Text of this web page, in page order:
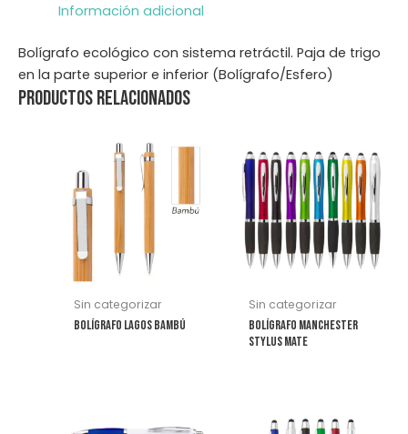
Información adicional
Bolígrafo ecológico con sistema retráctil. Paja de trigo
en la parte superior e inferior (Bolígrafo/Esfero)
Productos relacionados
Sin categorizar
Bolígrafo Lagos Bambú
producto
tiene
múltiples
Las
opciones
pueden
de
Sin categorizar
Bolígrafo Manchester
Stylus Mate
producto
tiene
múltiples
variantes.
Las
opciones
pueden
elegir
Este